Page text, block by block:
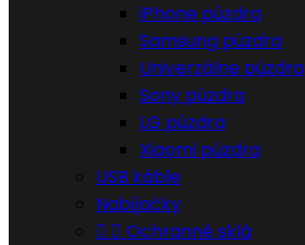
iPhone púzdra
Samsung púzdra
Univerzálne púzdra
Sony púzdra
LG púzdra
Xiaomi púzdra
USB káble
Nabíjačky
  Ochranné sklá